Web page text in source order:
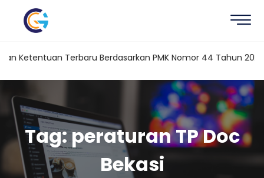
Terbaru Berdasarkan PMK Nomor 44 Tahun 2026
Tag:peraturan TP Doc
Bekasi